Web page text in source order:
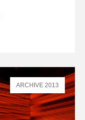
ARCHIVE 2013